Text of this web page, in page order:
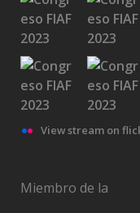
View stream on
Miembro de la